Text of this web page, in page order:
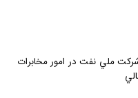
شركت ملي نفت در امور مخابرات